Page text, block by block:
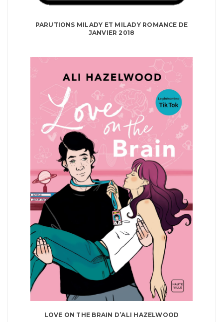
PARUTIONS MILADY ET MILADY ROMANCE DE
JANVIER 2018
LOVE ON THE BRAIN D’ALI HAZELWOOD